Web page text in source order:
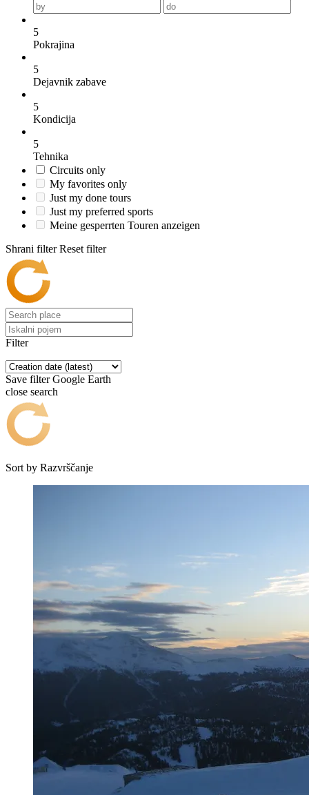
5
Pokrajina
5
Dejavnik zabave
5
Kondicija
5
Tehnika
Circuits only
My favorites only
Just my done tours
Just my preferred sports
Meine gesperrten Touren anzeigen
Shrani filter Reset filter
Filter
Save filter Google Earth
close search
Sort by Razvrščanje